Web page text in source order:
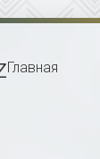
Главная